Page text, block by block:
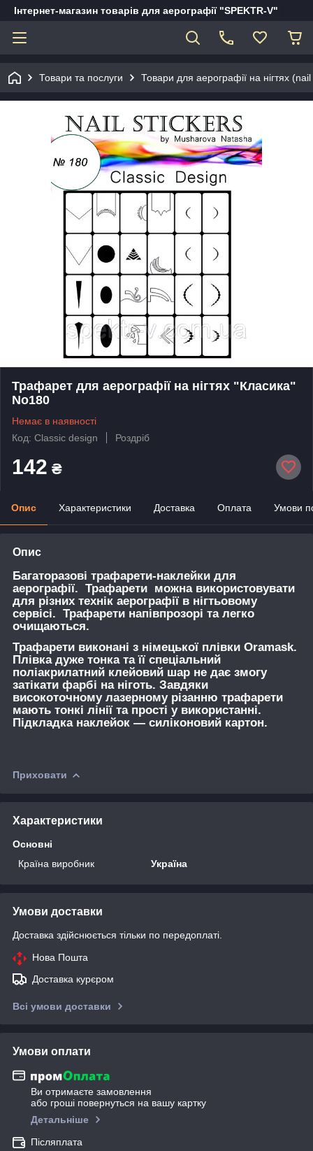
Інтернет-магазин товарів для аерографії "SPEKTR-V"
Товари та послуги Товари для аерографії на нігтях
Трафарет для аерографії на нігтях "Класика"
No180
Немає в наявності
Код: Classic design
Роздріб
142 ₴
Опис Характеристики Доставка Оплата Умови
Опис
Багаторазові трафарети-наклейки для
аерографії. Трафарети можна використовувати
для різних технік аерографії в нігтьовому
сервісі. Трафарети напівпрозорі та легко
очищаються.
Трафарети виконані з німецької плівки Oramask.
Плівка дуже тонка та її спеціальний
поліакрилатний клейовий шар не дає змогу
затікати фарбі на ніготь. Завдяки
високоточному лазерному різанню трафарети
мають тонкі лінії та прості у використанні.
Підкладка наклейок — силіконовий картон.
Приховати
Характеристики
Основні
Країна виробник
Україна
Умови доставки
Доставка здійснюється тільки по передоплаті.
Нова Пошта
Доставка курєром
Всі умови доставки
Умови оплати
Ви отримаєте замовлення
або гроші повернуться на вашу картку
Детальніше
Післяплата